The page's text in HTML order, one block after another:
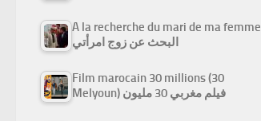
A la recherche du mari de ma femme
البحث عن زوج امرأتي
Film marocain 30 millions (30
Melyoun) فيلم مغربي 30 مليون